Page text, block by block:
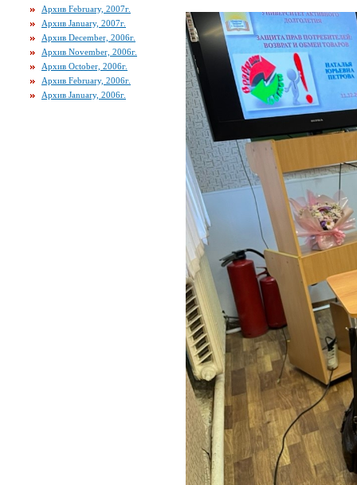
Архив February, 2007г.
Архив January, 2007г.
Архив December, 2006г.
Архив November, 2006г.
Архив October, 2006г.
Архив February, 2006г.
Архив January, 2006г.